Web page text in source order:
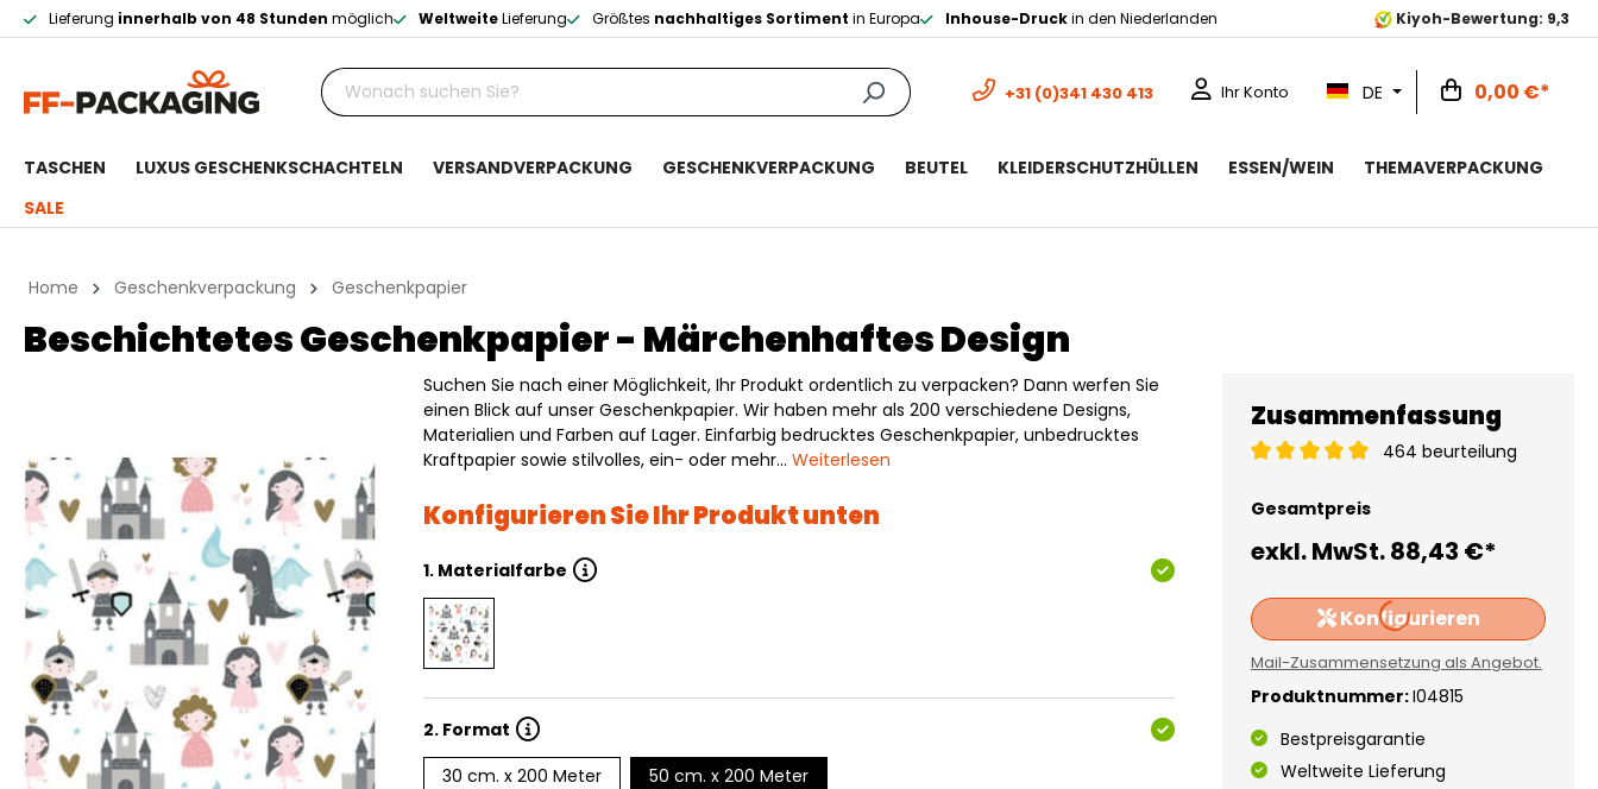
Lieferung innerhalb von 48 Stunden möglich WeltweiteLieferung Größtes nachhaltiges Sortiment in Europa Inhouse-Druckin den Niederlanden Kiyoh-Bewertung: 9,3
+31 (0)341 430 413 Ihr Konto DE 0,00 €*
TASCHEN LUXUS GESCHENKSCHACHTELN VERSANDVERPACKUNG GESCHENKVERPACKUNG BEUTEL KLEIDERSCHUTZHÜLLEN ESSEN/WEIN
THEMAVERPACKUNG
SALE
Home Geschenkverpackung Geschenkpapier
Beschichtetes Geschenkpapier - Märchenhaftes Design
Suchen Sie nach einer Möglichkeit, Ihr Produkt ordentlich zu verpacken? Dann werfen Sie
einen Blick auf unser Geschenkpapier. Wir haben mehr als 200 verschiedene Designs,
Materialien und Farben auf Lager. Einfarbig bedrucktes Geschenkpapier, unbedrucktes
Kraftpapier sowie stilvolles, ein- oder mehr… Weiterlesen
Konfigurieren Sie Ihr Produkt unten
1. Materialfarbe
2. Format
30 cm. x 200 Meter
50 cm. x 200 Meter
Zusammenfassung
464 beurteilung
Gesamtpreis
exkl. MwSt.88,43 €*
Konfigurieren
Loading...
Mail-Zusammensetzung als Angebot.
Produktnummer:I04815
Bestpreisgarantie
Weltweite Lieferung